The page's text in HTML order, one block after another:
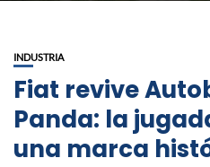
INDUSTRIA
Fiat revive
Panda: la
una marca